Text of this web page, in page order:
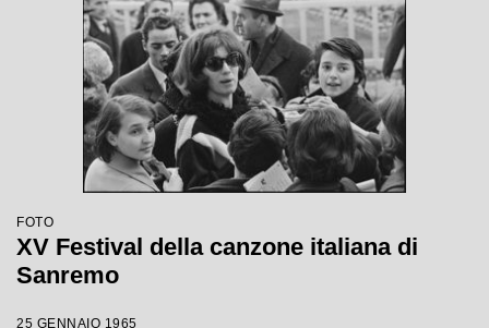
FOTO
XV Festival della canzone italiana di
Sanremo
25 GENNAIO 1965